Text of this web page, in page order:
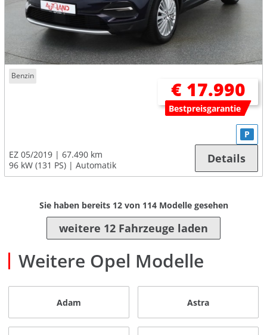
Benzin
€ 17.990
Bestpreisgarantie
EZ 05/2019
67.490 km
96 kW (131 PS)
Automatik
P
Details
Sie haben bereits 12von 114Modelle gesehen
weitere 12 Fahrzeuge laden
Weitere Opel Modelle
Adam Astra